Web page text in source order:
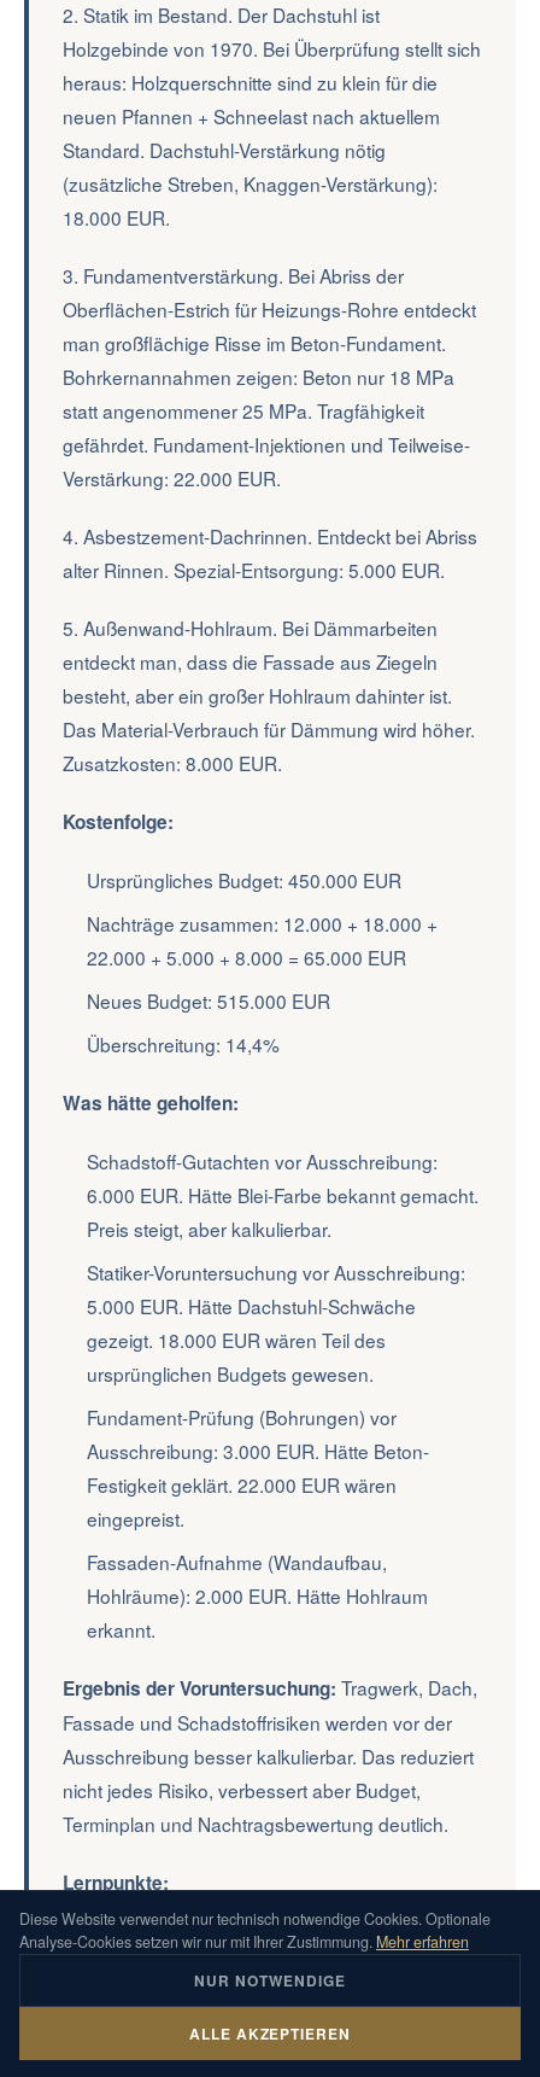
2. Statik im Bestand. Der Dachstuhl ist
Holzgebinde von 1970. Bei Überprüfung stellt sich
heraus: Holzquerschnitte sind zu klein für die
neuen Pfannen + Schneelast nach aktuellem
Standard. Dachstuhl-Verstärkung nötig
(zusätzliche Streben, Knaggen-Verstärkung):
18.000 EUR.
3. Fundamentverstärkung. Bei Abriss der
Oberflächen-Estrich für Heizungs-Rohre entdeckt
man großflächige Risse im Beton-Fundament.
Bohrkernannahmen zeigen: Beton nur 18 MPa
statt angenommener 25 MPa. Tragfähigkeit
gefährdet. Fundament-Injektionen und Teilweise-
Verstärkung: 22.000 EUR.
4. Asbestzement-Dachrinnen. Entdeckt bei Abriss
alter Rinnen. Spezial-Entsorgung: 5.000 EUR.
5. Außenwand-Hohlraum. Bei Dämmarbeiten
entdeckt man, dass die Fassade aus Ziegeln
besteht, aber ein großer Hohlraum dahinter ist.
Das Material-Verbrauch für Dämmung wird höher.
Zusatzkosten: 8.000 EUR.
Kostenfolge:
Ursprüngliches Budget: 450.000 EUR
Nachträge zusammen: 12.000 + 18.000 +
22.000 + 5.000 + 8.000 = 65.000 EUR
Neues Budget: 515.000 EUR
Überschreitung: 14,4%
Was hätte geholfen:
Schadstoff-Gutachten vor Ausschreibung:
6.000 EUR. Hätte Blei-Farbe bekannt gemacht.
Preis steigt, aber kalkulierbar.
Statiker-Voruntersuchung vor Ausschreibung:
5.000 EUR. Hätte Dachstuhl-Schwäche
gezeigt. 18.000 EUR wären Teil des
ursprünglichen Budgets gewesen.
Fundament-Prüfung (Bohrungen) vor
Ausschreibung: 3.000 EUR. Hätte Beton-
Festigkeit geklärt. 22.000 EUR wären
eingepreist.
Fassaden-Aufnahme (Wandaufbau,
Hohlräume): 2.000 EUR. Hätte Hohlraum
erkannt.
Ergebnis der Voruntersuchung: Tragwerk, Dach,
Fassade und Schadstoffrisiken werden vor der
Ausschreibung besser kalkulierbar. Das reduziert
nicht jedes Risiko, verbessert aber Budget,
Terminplan und Nachtragsbewertung deutlich.
Lernpunkte:
Voruntersuchung ist nicht optional - es ist die
Grundlage für realistische Kostenplanung
Diese Website verwendet nur technisch notwendige Cookies. Optionale
Analyse-Cookies setzen wir nur mit Ihrer Zustimmung. Mehr erfahren
NUR NOTWENDIGE
ALLE AKZEPTIEREN